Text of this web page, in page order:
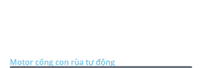
Motor cổng con rùa tự động